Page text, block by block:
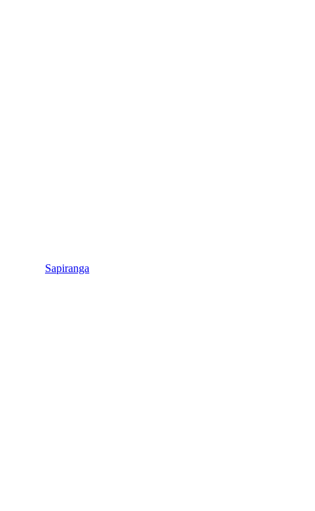
Sapiranga